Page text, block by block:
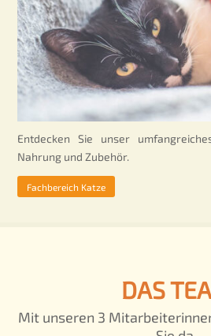
Entdecken Sie unser
Nahrung und Zubehör.
Fachbereich Katze
DAS
Mit unseren 3